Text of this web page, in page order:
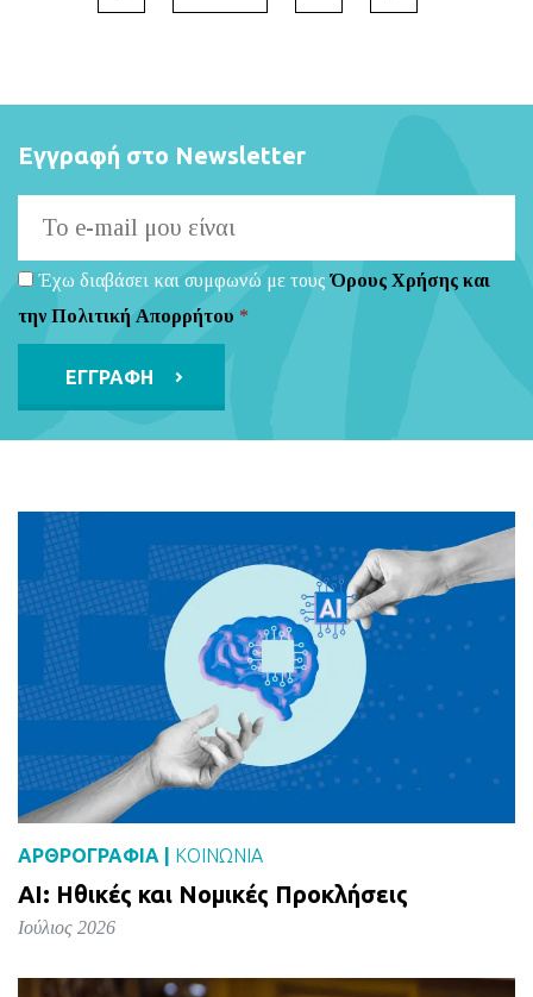
Εγγραφή στο Newsletter
Έχω διαβάσει και συμφωνώ με τουςΌρους Χρήσης και
την Πολιτική Απορρήτου *
ΑΡΘΡΟΓΡΑΦΙΑ | ΚΟΙΝΩΝΙΑ
AI: Ηθικές και Νομικές Προκλήσεις
Ιούλιος 2026